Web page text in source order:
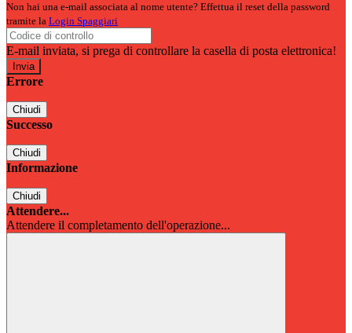
Non hai una e-mail associata al nome utente? Effettua il reset della password
tramite la Login Spaggiari
E-mail inviata, si prega di controllare la casella di posta elettronica!
Errore
Chiudi
Successo
Chiudi
Informazione
Chiudi
Attendere...
Attendere il completamento dell'operazione...